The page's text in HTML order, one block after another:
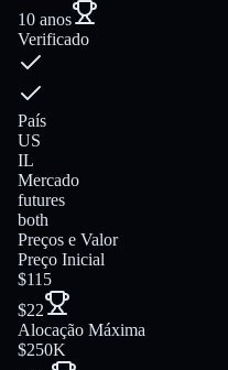
10 anos
Verificado
País
US
IL
Mercado
futures
both
Preços e Valor
Preço Inicial
$115
$22
Alocação Máxima
$250K